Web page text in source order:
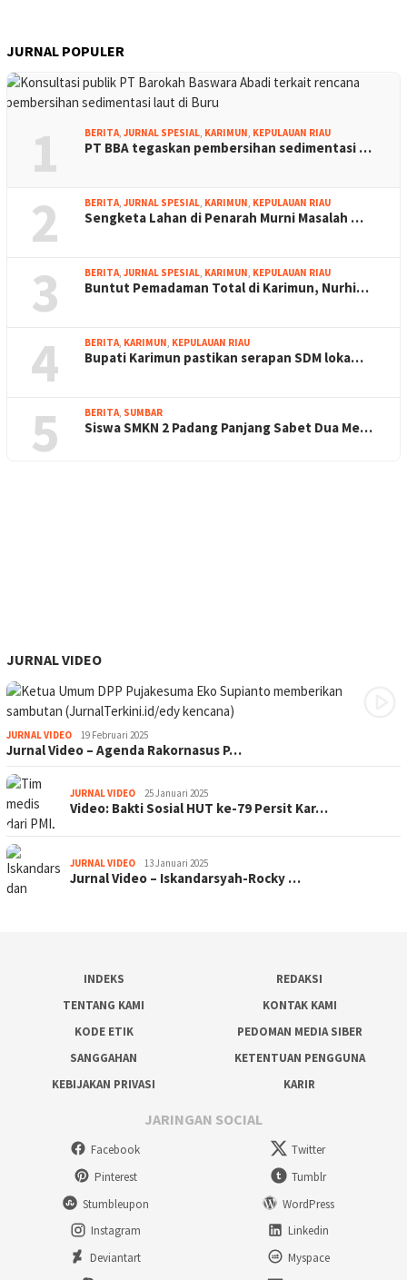
JURNAL POPULER
1 BERITA, JURNAL SPESIAL, KARIMUN, KEPULAUAN RIAU
PT BBA tegaskan pembersihan sedimentasi …
2 BERITA, JURNAL SPESIAL, KARIMUN, KEPULAUAN RIAU
Sengketa Lahan di Penarah Murni Masalah …
3 BERITA, JURNAL SPESIAL, KARIMUN, KEPULAUAN RIAU
Buntut Pemadaman Total di Karimun, Nurhi…
4 BERITA, KARIMUN, KEPULAUAN RIAU
Bupati Karimun pastikan serapan SDM loka…
5 BERITA, SUMBAR
Siswa SMKN 2 Padang Panjang Sabet Dua Me…
JURNAL VIDEO
JURNAL VIDEO 19 Februari 2025
Jurnal Video – Agenda Rakornasus P…
JURNAL VIDEO 25 Januari 2025
Video: Bakti Sosial HUT ke-79 Persit Kar…
JURNAL VIDEO 13 Januari 2025
Jurnal Video – Iskandarsyah-Rocky …
INDEKS
REDAKSI
TENTANG KAMI
KONTAK KAMI
KODE ETIK
PEDOMAN MEDIA SIBER
SANGGAHAN
KETENTUAN PENGGUNA
KEBIJAKAN PRIVASI
KARIR
JARINGAN SOCIAL
Facebook
Twitter
Pinterest
Tumblr
Stumbleupon
WordPress
Instagram
Linkedin
Deviantart
Myspace